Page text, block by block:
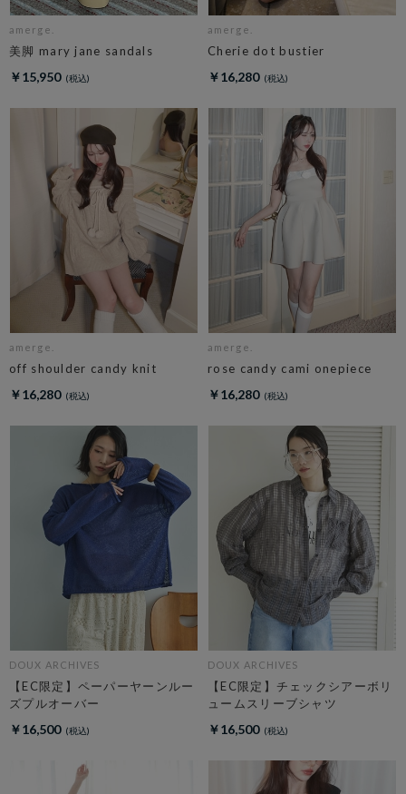
amerge.
美脚 mary jane sandals
￥15,950
amerge.
Cherie dot bustier
￥16,280
amerge.
off shoulder candy knit
￥16,280
amerge.
rose candy cami onepiece
￥16,280
DOUX ARCHIVES
【EC限定】ペーパーヤーンルー
ズプルオーバー
￥16,500
DOUX ARCHIVES
【EC限定】チェックシアーボリ
ュームスリーブシャツ
￥16,500